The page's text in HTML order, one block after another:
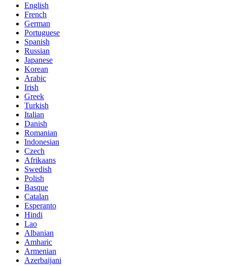
English
French
German
Portuguese
Spanish
Russian
Japanese
Korean
Arabic
Irish
Greek
Turkish
Italian
Danish
Romanian
Indonesian
Czech
Afrikaans
Swedish
Polish
Basque
Catalan
Esperanto
Hindi
Lao
Albanian
Amharic
Armenian
Azerbaijani